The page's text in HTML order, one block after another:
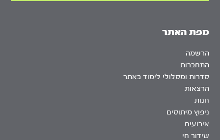
מפת האתר
הרשמה
התחברות
סדרות ומסלולי לימוד באתר
הרצאות
חנות
ניפוץ מיתוסים
אירועים
שידור חי